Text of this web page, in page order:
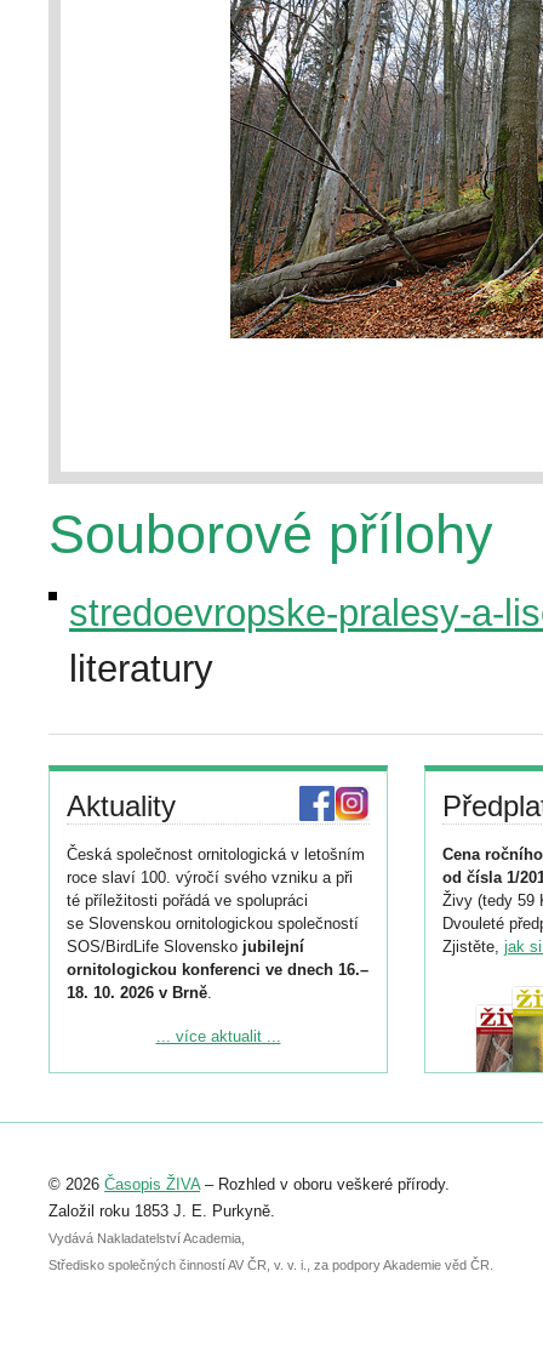
Souborové přílohy
stredoevropske-pralesy-a-
literatury
Aktuality
Česká společnost ornitologická v letošním
roce slaví 100. výročí svého vzniku a při
té příležitosti pořádá ve spolupráci
se Slovenskou ornitologickou společností
SOS/BirdLife Slovensko jubilejní
ornitologickou konferenci ve dnech 16.–
18. 10. 2026 v Brně.
Podrobnější informace ke konferenci
Registrovat se můžete do 6. září.
abstraktu přihlášené přednášky nebo
posteru je už 30. června.
... více aktualit ...
Cena
od čísla 1/
Živy (tedy 59
Dvouleté
Zjistěte, jak
© 2026 Časopis ŽIVA– Rozhled v oboru veškeré přírody.
Založil roku 1853 J. E. Purkyně.
Vydává Nakladatelství Academia,
Středisko společných činností AV ČR, v. v. i., za podpory Akademie věd ČR.